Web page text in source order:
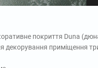
покриття Duna
декорування приміщення